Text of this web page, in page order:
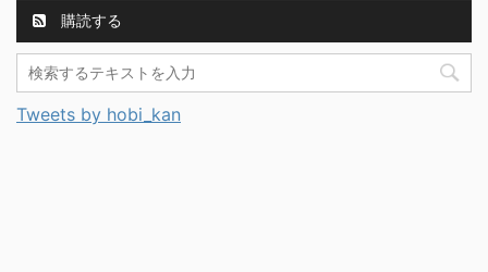
購読する
Tweets by hobi_kan